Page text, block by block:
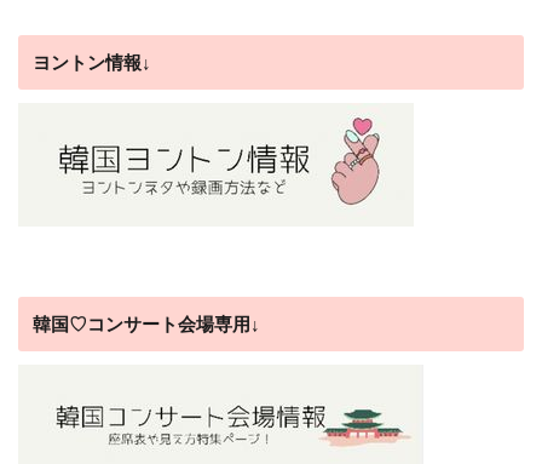
ヨントン情報↓
韓国♡コンサート会場専用↓